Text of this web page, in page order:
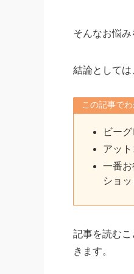
そんなお悩み
結論としては
この記事で
ビー
アッ
一番
ショッ
記事を読む
きます。